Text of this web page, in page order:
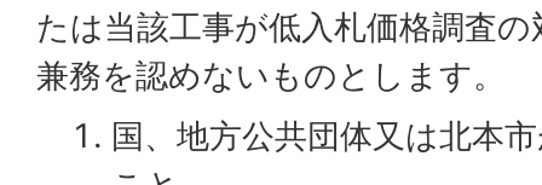
たは当該工事が低入札価格調査
兼務を認めないものとします。
国、地方公共団体又は北本